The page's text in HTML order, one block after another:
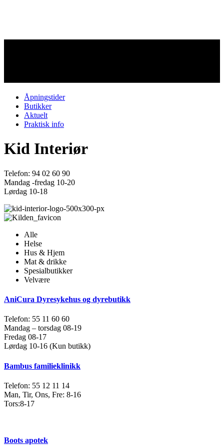
Åpningstider
Butikker
Aktuelt
Praktisk info
Kid Interiør
Telefon: 94 02 60 90
Mandag -fredag 10-20
Lørdag 10-18
Alle
Helse
Hus & Hjem
Mat & drikke
Spesialbutikker
Velvære
AniCura Dyresykehus og dyrebutikk
Telefon: 55 11 60 60
Mandag – torsdag 08-19
Fredag 08-17
Lørdag 10-16 (Kun butikk)
Bambus familieklinikk
Telefon: 55 12 11 14
Man, Tir, Ons, Fre: 8-16
Tors:8-17
Boots apotek